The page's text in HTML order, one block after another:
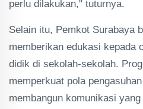
perlu dilakukan," tuturnya.
Selain itu, Pemkot Surabaya
memberikan edukasi kepada
didik di sekolah-sekolah.
memperkuat pola
membangun komunikasi